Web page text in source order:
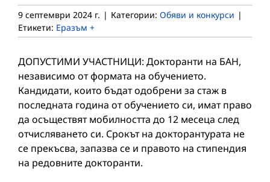
9 септември 2024 г. | Категории: Обяви и конкурси |
Етикети: Еразъм +
ДОПУСТИМИ УЧАСТНИЦИ: Докторанти на БАН,
независимо от формата на обучението.
Кандидати, които бъдат одобрени за стаж в
последната година от обучението си, имат право
да осъществят мобилността до 12 месеца след
отчисляването си. Срокът на докторантурата не
се прекъсва, запазва се и правото на стипендия
на редовните докторанти.